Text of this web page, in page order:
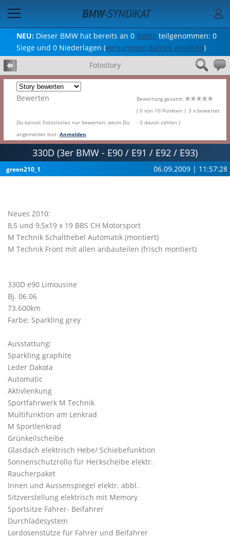
NEU: Dieser BMW hat bereits an 0 Battle teilgenommen: 0
Siege und 0 Niederlagen (vergangene Battles ansehen)
Fotostory
Bewerten
Du kannst Fotostories nur bewerten, wenn Du
angemeldet bist: Anmelden
Bewertung gesamt:
( 0 von 10 Punkten | 3 x bewertet
- 0 davon zählen )
330D (3er BMW - E90 / E91 / E92 / E93)
green210_1 06.09.2009 | 11:57:28
Neues 2010:
8,5 und 9,5x19 x 19 BBS CH Motorsport
M Technik Schalthebel Automatik (montiert)
M Technik Front mit allen anbauteilen (frisch montiert)
330D e90 Limousine
Bj. 06.06
73.600km
Farbe: Sparkling grey
Ausstattung:
Sparkling graphite
Leder Dakota
Automatic
Aktivlenkung
Sportfahrwerk M Technik
Multifunktion am Lenkrad
M Sportlenkrad
Grünkeilscheibe
Glasdach elektrisch Hebe/ Schiebefunktion
Sonnenschutzrollo für Heckscheibe elektr.
Raucherpaket
Innen und Aussenspiegel elektr. abbl.
Sitzverstellung elektrisch mit Memory
Sportsitze Fahrer- Beifahrer
Durchladesystem
Lordosenstütze für Fahrer und Beifahrer